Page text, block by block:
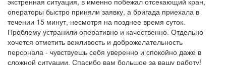
операторы быстро приняли заявку, а бригада приехала в
течении 15 минут, несмотря на позднее время суток.
Проблему устранили оперативно и качественно. Отдельно
хочется отметить вежливость и доброжелательность
персонала - чувствуешь себя уверенно и спокойно даже в
сложной ситуации. Спасибо вам большое за вашу работу!